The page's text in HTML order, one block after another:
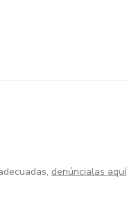
denúncialas aquí